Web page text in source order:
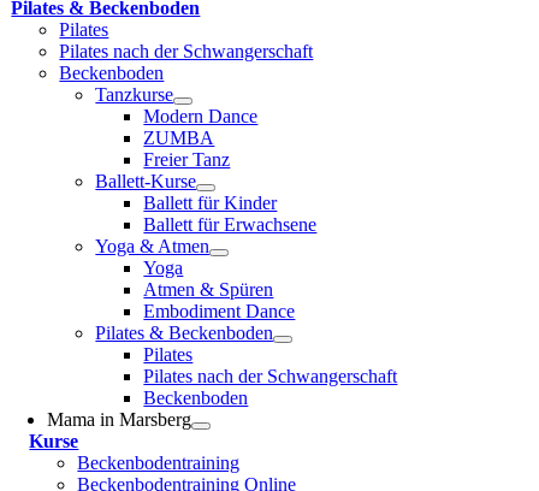
Pilates & Becken­boden
Pilates
Pilates nach der Schwangerschaft
Beckenboden
Tanzkurse
Modern Dance
ZUMBA
Freier Tanz
Ballett-Kurse
Ballett für Kinder
Ballett für Erwachsene
Yoga & Atmen
Yoga
Atmen & Spüren
Embodiment Dance
Pilates & Beckenboden
Pilates
Pilates nach der Schwangerschaft
Beckenboden
Mama in Marsberg
Kurse
Beckenbodentraining
Beckenbodentraining Online